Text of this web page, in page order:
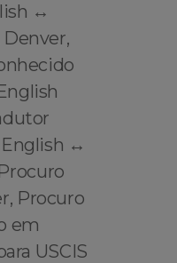
↔️
↔️
Procuro
em
USCIS